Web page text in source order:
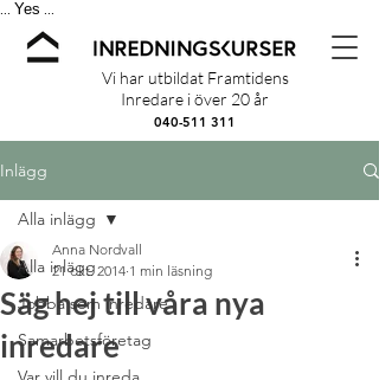
Yes
Vi har utbildat Framtidens
Inredare i över 20 år
040-511 311
Inlägg
Alla inlägg
Jobba som inredare
Samarbetsföretag
Alla inlägg
Säg hej till våra nya
inredare
Anna Nordvall
21 okt. 2014 1 min läsning